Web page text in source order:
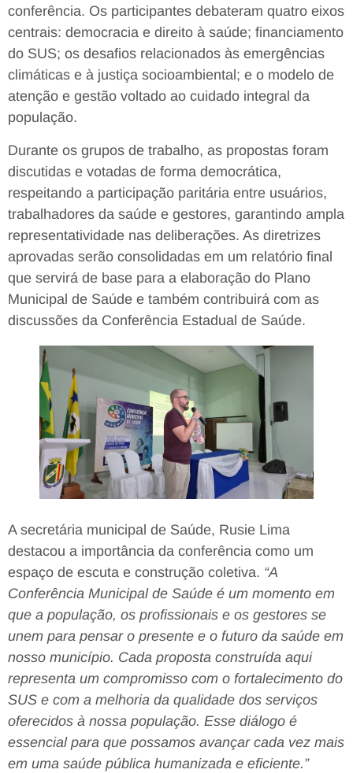
conferência. Os participantes debateram quatro eixos
centrais: democracia e direito à saúde; financiamento
do SUS; os desafios relacionados às emergências
climáticas e à justiça socioambiental; e o modelo de
atenção e gestão voltado ao cuidado integral da
população.
Durante os grupos de trabalho, as propostas foram
discutidas e votadas de forma democrática,
respeitando a participação paritária entre usuários,
trabalhadores da saúde e gestores, garantindo ampla
representatividade nas deliberações. As diretrizes
aprovadas serão consolidadas em um relatório final
que servirá de base para a elaboração do Plano
Municipal de Saúde e também contribuirá com as
discussões da Conferência Estadual de Saúde.
A secretária municipal de Saúde, Rusie Lima
destacou a importância da conferência como um
espaço de escuta e construção coletiva. “A
Conferência Municipal de Saúde é um momento em
que a população, os profissionais e os gestores se
unem para pensar o presente e o futuro da saúde em
nosso município. Cada proposta construída aqui
representa um compromisso com o fortalecimento do
SUS e com a melhoria da qualidade dos serviços
oferecidos à nossa população. Esse diálogo é
essencial para que possamos avançar cada vez mais
em uma saúde pública humanizada e eficiente.”